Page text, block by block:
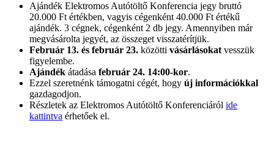
Ajándék Elektromos Autótöltő Konferencia jegy bruttó
20.000 Ft értékben, vagyis cégenként 40.000 Ft értékű
ajándék. 3 cégnek, cégenként 2 db jegy. Amennyiben már
megvásárolta jegyét, az összeget visszatérítjük.
Február 13. és február 23. közötti vásárlásokat vesszük
figyelembe.
Ajándék átadása február 24. 14:00-kor.
Ezzel szeretnénk támogatni cégét, hogy új információkkal
gazdagodjon.
Részletek az Elektromos Autótöltő Konferenciáról ide
kattintva érhetőek el.